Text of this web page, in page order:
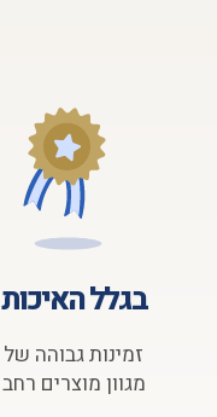
בגלל האיכות
זמינות גבוהה של
מגוון מוצרים רחב